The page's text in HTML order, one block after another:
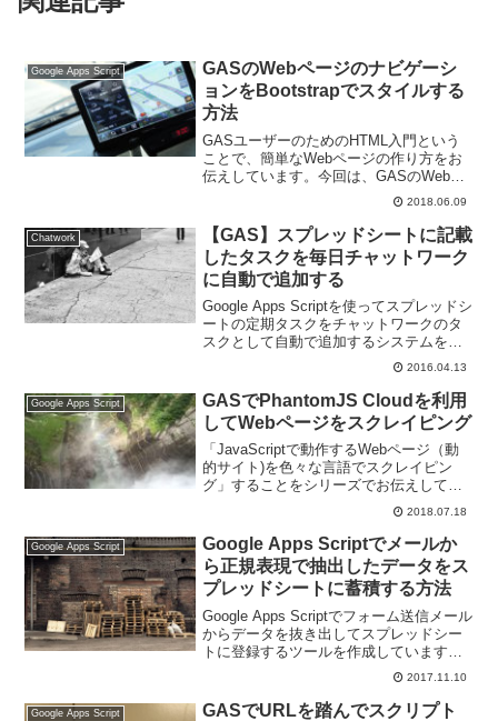
Google Apps Script
GASのWebページのナビゲーシ
ョンをBootstrapでスタイルする
方法
GASユーザーのためのHTML入門という
ことで、簡単なWebページの作り方をお
伝えしています。今回は、GASのWebペ
ージのナビゲーション、つまりnavタグ内
をBootstrapでスタイルする方法です。
2018.06.09
Chatwork
【GAS】スプレッドシートに記載
したタスクを毎日チャットワーク
に自動で追加する
Google Apps Scriptを使ってスプレッドシ
ートの定期タスクをチャットワークのタ
スクとして自動で追加するシステムを作
ります。今回はスプレッドシートの毎日
のタスクについてしぼって実現します。
2016.04.13
Google Apps Script
GASでPhantomJS Cloudを利用
してWebページをスクレイピング
「JavaScriptで動作するWebページ（動
的サイト)を色々な言語でスクレイピン
グ」することをシリーズでお伝えしてい
ます。今回はGoogle Apps Scriptと
PhantomJS Cloudでスクレイピングしま
す！
2018.07.18
Google Apps Script
Google Apps Scriptでメールか
ら正規表現で抽出したデータをス
プレッドシートに蓄積する方法
Google Apps Scriptでフォーム送信メール
からデータを抜き出してスプレッドシー
トに登録するツールを作成しています。
今回はメールで取得したデータをスプレ
ッドシートに蓄積する方法をお伝えしま
す。
2017.11.10
Google Apps Script
GASでURLを踏んでスクリプト